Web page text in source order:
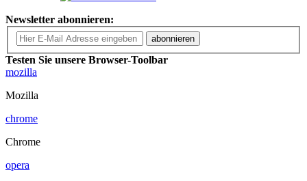
Newsletter abonnieren:
abonnieren
Testen Sie unsere Browser-Toolbar
mozilla
Mozilla
chrome
Chrome
opera